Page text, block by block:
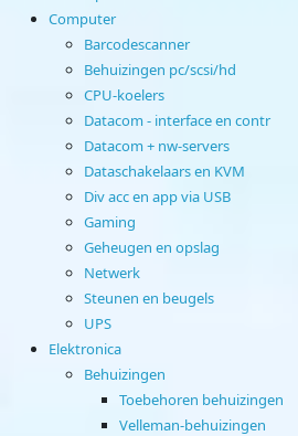
Computer
Barcodescanner
Behuizingen pc/scsi/hd
CPU-koelers
Datacom - interface en contr
Datacom + nw-servers
Dataschakelaars en KVM
Div acc en app via USB
Gaming
Geheugen en opslag
Netwerk
Steunen en beugels
UPS
Elektronica
Behuizingen
Toebehoren behuizingen
Velleman-behuizingen